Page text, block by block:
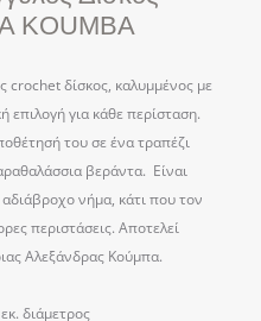
KOUMBA
crochet δίσκος, καλυμμένος με
επιλογή για κάθε περίσταση.
του σε ένα τραπέζι
βεράντα. Είναι
νήμα, κάτι που τον
περιστάσεις. Αποτελεί
Αλεξάνδρας Κούμπα.
διάμετρος